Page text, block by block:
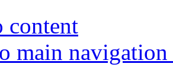
content
main